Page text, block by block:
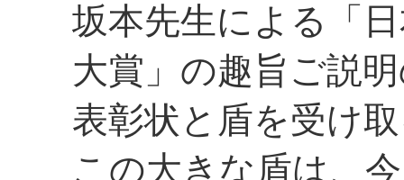
坂本先生による「
大賞」の趣旨ご説
表彰状と盾を受け
この大きな盾は、